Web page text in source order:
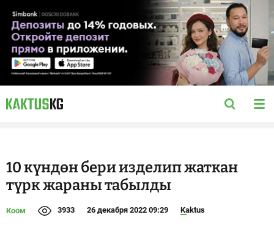
10 күндөн бери изделип жаткан
түрк жараны табылды
Коом 3933 26 декабря 2022 09:29 Kaktus